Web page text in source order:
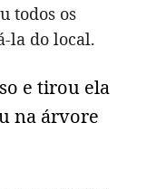
todos os
la do local.
e tirou ela
na árvore